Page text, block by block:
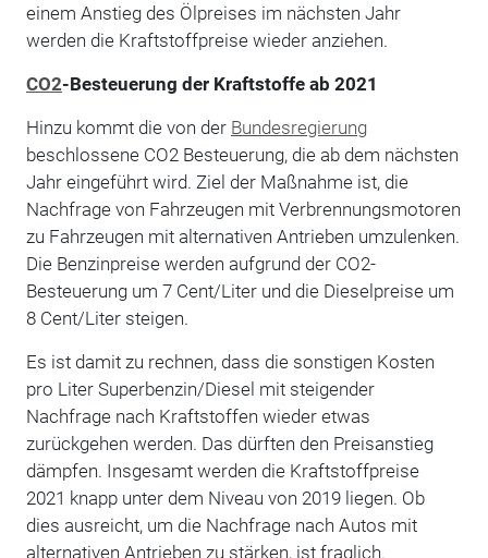
einem Anstieg des Ölpreises im nächsten Jahr
werden die Kraftstoffpreise wieder anziehen.
CO2-Besteuerung der Kraftstoffe ab 2021
Hinzu kommt die von der Bundesregierung
beschlossene CO2 Besteuerung, die ab dem nächsten
Jahr eingeführt wird. Ziel der Maßnahme ist, die
Nachfrage von Fahrzeugen mit Verbrennungsmotoren
zu Fahrzeugen mit alternativen Antrieben umzulenken.
Die Benzinpreise werden aufgrund der CO2-
Besteuerung um 7 Cent/Liter und die Dieselpreise um
8 Cent/Liter steigen.
Es ist damit zu rechnen, dass die sonstigen Kosten
pro Liter Superbenzin/Diesel mit steigender
Nachfrage nach Kraftstoffen wieder etwas
zurückgehen werden. Das dürften den Preisanstieg
dämpfen. Insgesamt werden die Kraftstoffpreise
2021 knapp unter dem Niveau von 2019 liegen. Ob
dies ausreicht, um die Nachfrage nach Autos mit
alternativen Antrieben zu stärken, ist fraglich.